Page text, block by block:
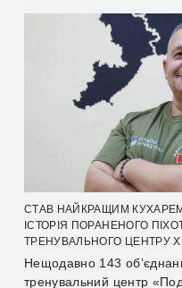
СТАВ НАЙКРАЩИМ
ІСТОРІЯ ПОРАНЕНОГО
ТРЕНУВАЛЬНОГО ЦЕНТРУ
Нещодавно 143
тренувальний центр